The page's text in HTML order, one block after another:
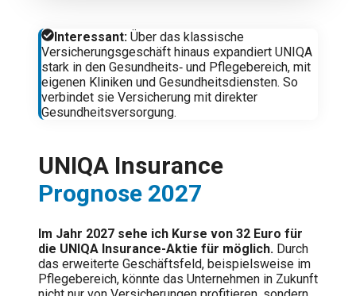
Interessant: Über das klassische
Versicherungsgeschäft hinaus expandiert UNIQA
stark in den Gesundheits‑ und Pflegebereich, mit
eigenen Kliniken und Gesundheitsdiensten. So
verbindet sie Versicherung mit direkter
Gesundheitsversorgung.
UNIQA Insurance
Prognose 2027
Im Jahr 2027 sehe ich Kurse von 32 Euro für
die UNIQA Insurance-Aktie für möglich. Durch
das erweiterte Geschäftsfeld, beispielsweise im
Pflegebereich, könnte das Unternehmen in Zukunft